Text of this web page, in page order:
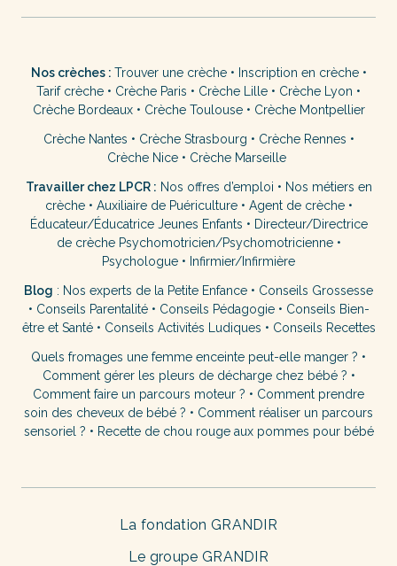
Nos crèches : Trouver une crèche• Inscription en crèche•
Tarif crèche • Crèche Paris • Crèche Lille • Crèche Lyon •
Crèche Bordeaux• Crèche Toulouse• Crèche Montpellier
Crèche Nantes • Crèche Strasbourg • Crèche Rennes •
Crèche Nice • Crèche Marseille
Travailler chez LPCR : Nos offres d’emploi • Nos métiers en
crèche• Auxiliaire de Puériculture• Agent de crèche•
Éducateur/Éducatrice Jeunes Enfants • Directeur/Directrice
de crèche Psychomotricien/Psychomotricienne•
Psychologue • Infirmier/Infirmière
Blog : Nos experts de la Petite Enfance • Conseils Grossesse
• Conseils Parentalité• Conseils Pédagogie• Conseils Bien-
être et Santé• Conseils Activités Ludiques • Conseils Recettes
Quels fromages une femme enceinte peut-elle manger ? •
Comment gérer les pleurs de décharge chez bébé ? •
Comment faire un parcours moteur ? • Comment prendre
soin des cheveux de bébé ? • Comment réaliser un parcours
sensoriel ? • Recette de chou rouge aux pommes pour bébé
La fondation GRANDIR
Le groupe GRANDIR